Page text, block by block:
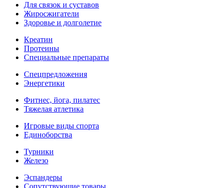
Для связок и суставов
Жиросжигатели
Здоровье и долголетие
Креатин
Протеины
Специальные препараты
Спецпредложения
Энергетики
Фитнес, йога, пилатес
Тяжелая атлетика
Игровые виды спорта
Единоборства
Турники
Железо
Эспандеры
Сопутствующие товары